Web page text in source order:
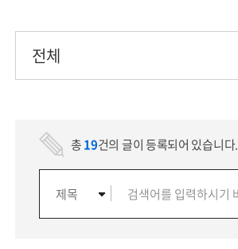
전체
전체
단과대
총19건의 글이 등록되어 있습니다.